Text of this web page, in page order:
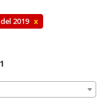
del 2019 x
1